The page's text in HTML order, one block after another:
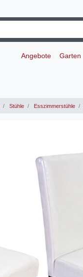
Angebote Garten
Stühle Esszimmerstühle